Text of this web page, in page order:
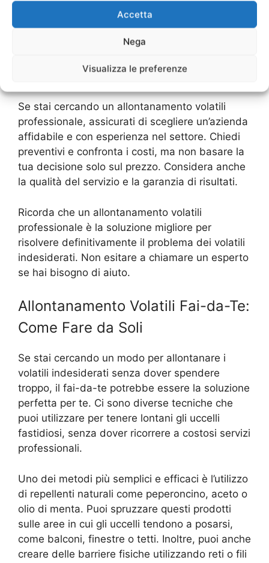
Accetta
Nega
Visualizza le preferenze
la situazione e consigliare la migliore soluzione
per il tuo caso specifico, tenendo conto di
fattori come il tipo di volatili presenti, la loro
Se stai cercando un allontanamento volatili
professionale, assicurati di scegliere un’azienda
affidabile e con esperienza nel settore. Chiedi
preventivi e confronta i costi, ma non basare la
tua decisione solo sul prezzo. Considera anche
la qualità del servizio e la garanzia di risultati.
Ricorda che un allontanamento volatili
professionale è la soluzione migliore per
risolvere definitivamente il problema dei volatili
indesiderati. Non esitare a chiamare un esperto
se hai bisogno di aiuto.
Allontanamento Volatili Fai-da-Te:
Come Fare da Soli
Se stai cercando un modo per allontanare i
volatili indesiderati senza dover spendere
troppo, il fai-da-te potrebbe essere la soluzione
perfetta per te. Ci sono diverse tecniche che
puoi utilizzare per tenere lontani gli uccelli
fastidiosi, senza dover ricorrere a costosi servizi
professionali.
Uno dei metodi più semplici e efficaci è l’utilizzo
di repellenti naturali come peperoncino, aceto o
olio di menta. Puoi spruzzare questi prodotti
sulle aree in cui gli uccelli tendono a posarsi,
come balconi, finestre o tetti. Inoltre, puoi anche
creare delle barriere fisiche utilizzando reti o fili